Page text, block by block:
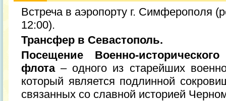
Встреча в аэропорту г. Симферополя
12:00).
Трансфер в Севастополь.
Посещение Военно-
флота– одного из старейших
который является подлинной
связанных со славной историей